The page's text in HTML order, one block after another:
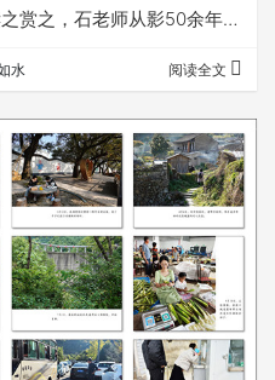
赏之，石老师从影50余年的
说》分“说理”“说事”“说
述的重点不同，读后让我印
”两字高度概括。 上世纪
经有过一场意义深远的“启
水 阅读全文